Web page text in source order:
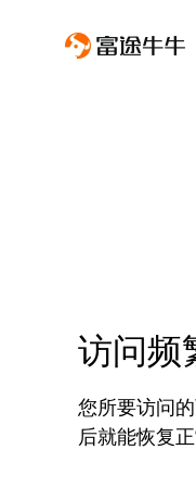
访问频
您所要访问
后就能恢复